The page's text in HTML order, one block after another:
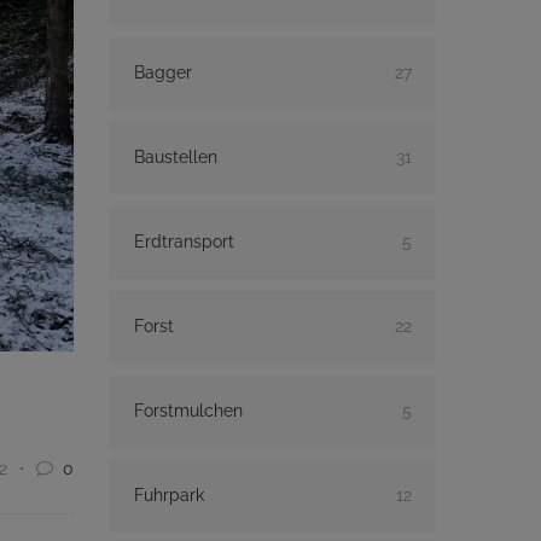
0
Bagger 27
Baustellen 31
Erdtransport 5
Forst 22
Forstmulchen 5
Fuhrpark 12